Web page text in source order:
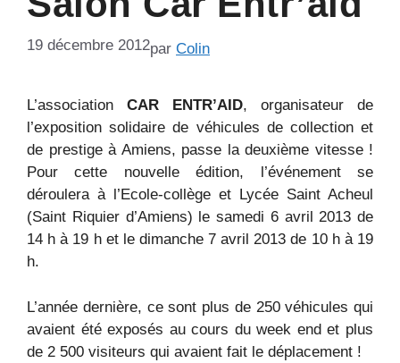
19 décembre 2012par Colin
L’association CAR ENTR’AID, organisateur de
l’exposition solidaire de véhicules de collection et
de prestige à Amiens, passe la deuxième vitesse !
Pour cette nouvelle édition, l’événement se
déroulera à l’Ecole-collège et Lycée Saint Acheul
(Saint Riquier d’Amiens) le samedi 6 avril 2013 de
14 h à 19 h et le dimanche 7 avril 2013 de 10 h à 19
h.
L’année dernière, ce sont plus de 250 véhicules qui
avaient été exposés au cours du week end et plus
de 2 500 visiteurs qui avaient fait le déplacement !